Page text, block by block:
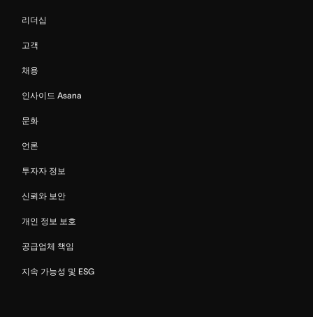
리더십
고객
채용
인사이드 Asana
문화
언론
투자자 정보
신뢰와 보안
개인 정보 보호
공급업체 책임
지속 가능성 및 ESG